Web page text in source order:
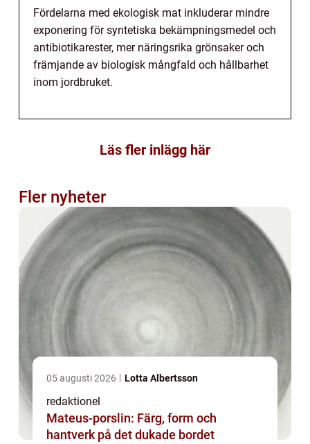
Fördelarna med ekologisk mat inkluderar mindre
exponering för syntetiska bekämpningsmedel och
antibiotikarester, mer näringsrika grönsaker och
främjande av biologisk mångfald och hållbarhet
inom jordbruket.
Läs fler inlägg här
Fler nyheter
05 augusti 2026 Lotta Albertsson
redaktionel
Mateus-porslin: Färg, form och
hantverk på det dukade bordet